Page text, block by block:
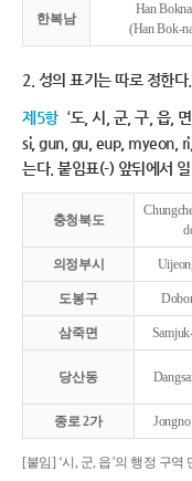
한복남
Han
(Han Bok-
2. 성의 표기는 따로 정한다.
제5항 ‘도, 시, 군, 구, 읍,
si, gun, gu, eup, myeon,
는다. 붙임표(-) 앞뒤에서
충청북도
의정부시
도봉구
삼죽면
당산동
종로 2가
[붙임] ‘시, 군, 읍’의 행정 구